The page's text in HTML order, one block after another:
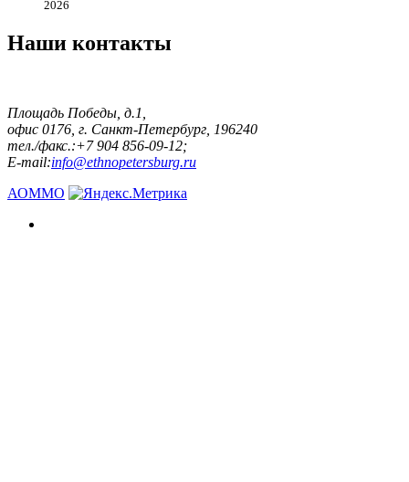
2026
Наши контакты
Площадь Победы, д.1,
офис 0176, г. Санкт-Петербург, 196240
тел./факс.:+7 904 856-09-12;
E-mail:info@ethnopetersburg.ru
АОММО